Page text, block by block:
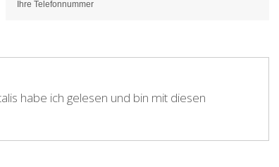
habe ich gelesen und bin mit diesen